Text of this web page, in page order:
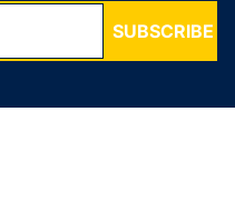
SUBSCRIBE